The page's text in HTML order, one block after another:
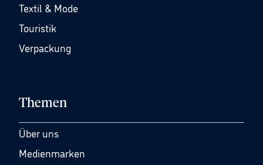
Textil & Mode
Touristik
Verpackung
Themen
Über uns
Medienmarken